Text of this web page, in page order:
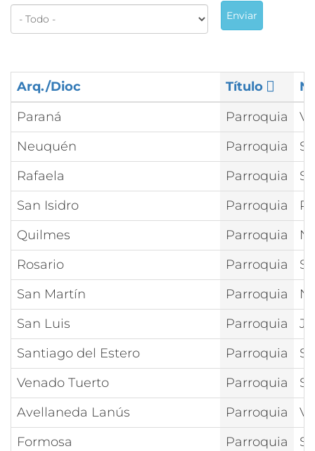
Enviar
Arq./Dioc Título
Paraná
Parroquia
Neuquén
Parroquia
Rafaela
Parroquia
San Isidro
Parroquia
Quilmes
Parroquia
Rosario
Parroquia
San Martín
Parroquia
San Luis
Parroquia
Santiago del Estero
Parroquia
Venado Tuerto
Parroquia
Avellaneda Lanús
Parroquia
Formosa
Parroquia